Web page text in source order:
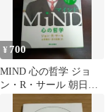
¥ 700
MIND 心の哲学 ジョ
ン・R・サール 朝日出